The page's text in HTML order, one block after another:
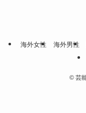
海外女性 海外男性
©芸